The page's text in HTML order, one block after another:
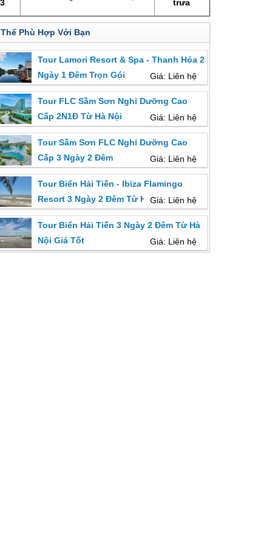
3
trưa
Phù Hợp Với Bạn
Tour Lamori Resort & Spa - Thanh Hóa 2
Ngày 1 Đêm Trọn Gói
Giá: Liên hệ
Tour FLC Sầm Sơn Nghỉ Dưỡng Cao
Cấp 2N1Đ Từ Hà Nội
Giá: Liên hệ
Tour Sầm Sơn FLC Nghỉ Dưỡng Cao
Cấp 3 Ngày 2 Đêm
Giá: Liên hệ
Tour Biển Hải Tiến - Ibiza Flamingo
Resort 3 Ngày 2 Đêm Từ Hà NộiGiá: Liên hệ
Tour Biển Hải Tiến 3 Ngày 2 Đêm Từ Hà
Nội Giá Tốt
Giá: Liên hệ